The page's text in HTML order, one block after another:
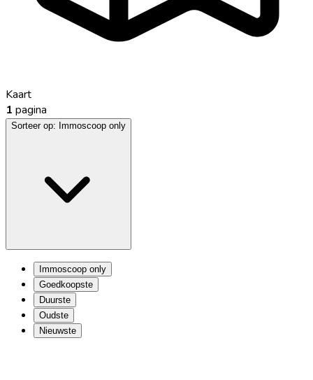
Kaart
1 pagina
Sorteer op: Immoscoop only
Immoscoop only
Goedkoopste
Duurste
Oudste
Nieuwste